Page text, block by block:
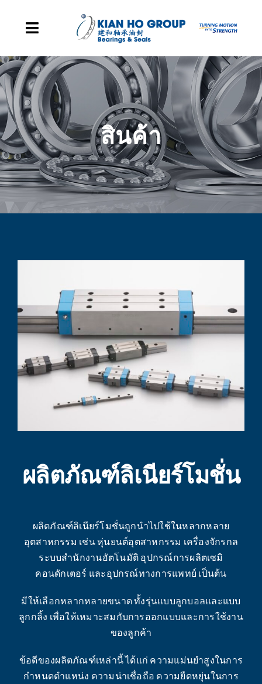
Toggle Navigation
หน้าหลัก
การแสดงตัวตนของกลุ่มเรา
สินค้า
เหตุการณ์สำคัญขององค์กรของเรา
สินค้า
ผลิตภัณฑ์ลิเนียร์โมชั่น
ผลิตภัณฑ์ลิเนียร์โมชั่นถูกนำไปใช้ในหลากหลาย
อุตสาหกรรม เช่น หุ่นยนต์อุตสาหกรรม เครื่องจักรกล
ระบบสำนักงานอัตโนมัติ อุปกรณ์การผลิตเซมิ
คอนดักเตอร์ และอุปกรณ์ทางการแพทย์ เป็นต้น
มีให้เลือกหลากหลายขนาด ทั้งรุ่นแบบลูกบอลและแบบ
ลูกกลิ้ง เพื่อให้เหมาะสมกับการออกแบบและการใช้งาน
ของลูกค้า
ข้อดีของผลิตภัณฑ์เหล่านี้ ได้แก่ ความแม่นยำสูงในการ
กำหนดตำแหน่ง ความน่าเชื่อถือ ความยืดหยุ่นในการ